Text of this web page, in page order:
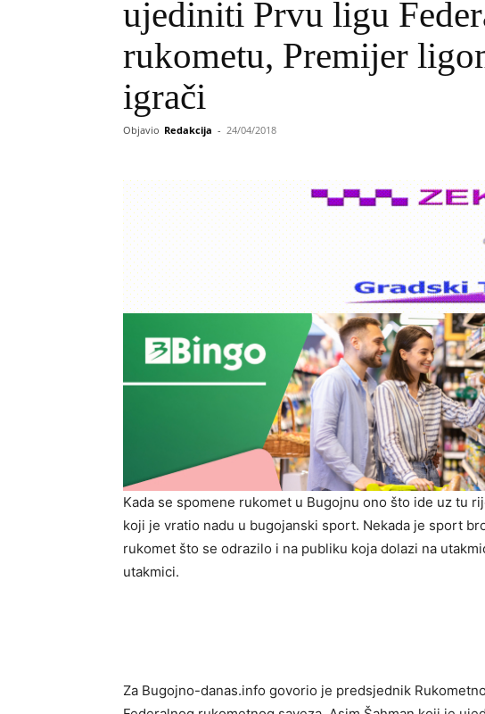
ujediniti Prvu ligu
rukometu, Premijer
igrači
Objavio Redakcija - 24/04/2018
Kada se spomene rukomet u Bugojnu ono što ide uz tu
koji je vratio nadu u bugojanski sport. Nekada je sport
rukomet što se odrazilo i na publiku koja dolazi na
utakmici.
Za Bugojno-danas.info govorio je predsjednik